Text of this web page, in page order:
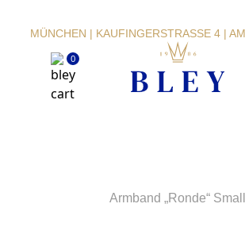
MÜNCHEN | KAUFINGERSTRASSE 4 |
0
Armschmuck made by BLEY
Armband „Ronde“ Small